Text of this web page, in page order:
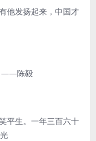
他发扬起来，中国才
——陈毅
平生。一年三百六十